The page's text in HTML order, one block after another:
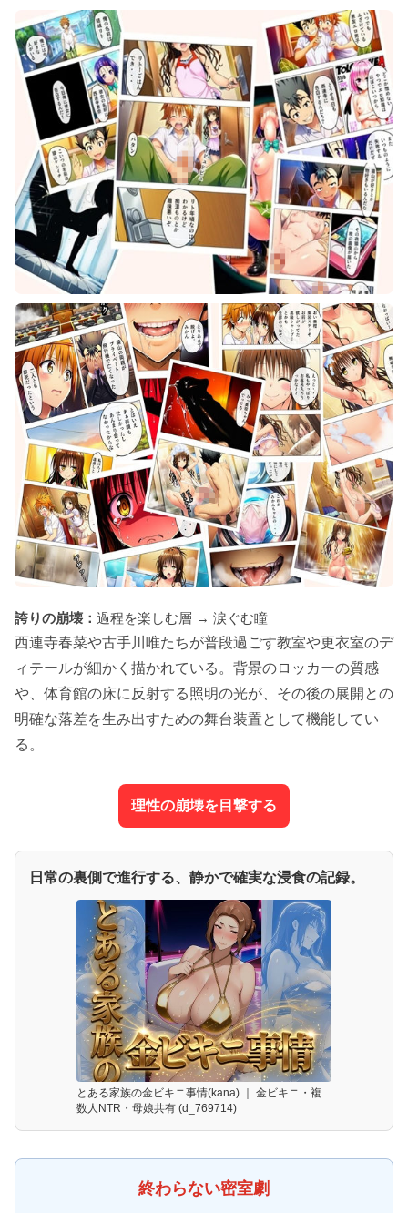
誇りの崩壊： 過程を楽しむ層 → 涙ぐむ瞳
西連寺春菜や古手川唯たちが普段過ごす教室や更衣室のデ
ィテールが細かく描かれている。背景のロッカーの質感
や、体育館の床に反射する照明の光が、その後の展開との
明確な落差を生み出すための舞台装置として機能してい
る。
理性の崩壊を目撃する
日常の裏側で進行する、静かで確実な浸食の記録。
とある家族の金ビキニ事情(kana) ｜ 金ビキニ・複
数人NTR・母娘共有 (d_769714)
終わらない密室劇